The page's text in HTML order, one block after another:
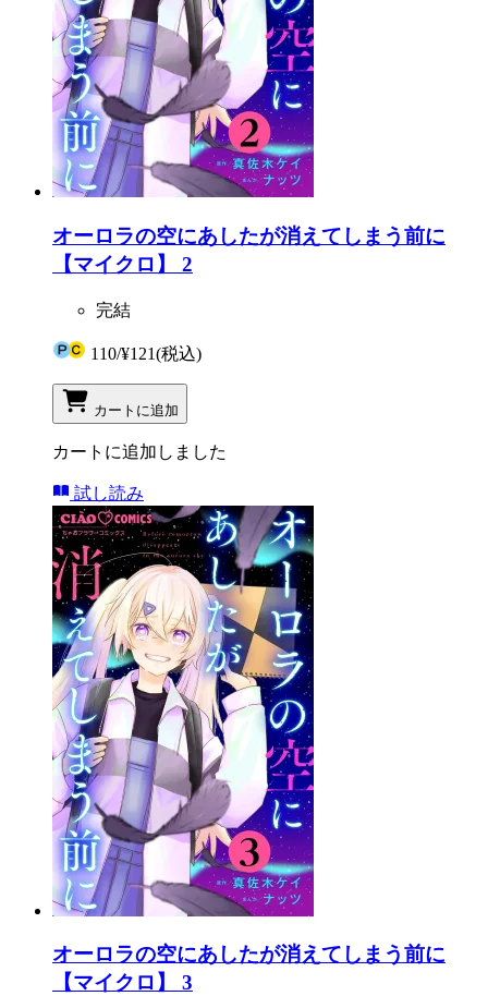
オーロラの空にあしたが消えてしまう前に
【マイクロ】 2
完結
110/¥121(税込)
カートに追加
カートに追加しました
試し読み
オーロラの空にあしたが消えてしまう前に
【マイクロ】 3